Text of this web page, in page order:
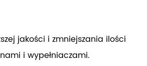
jakości i zmniejszania ilości
i wypełniaczami.